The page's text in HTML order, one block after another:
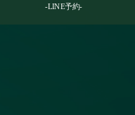
-LINE予約-